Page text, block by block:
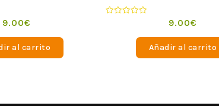
9.00€
al carrito
9.00€
Añadir al carrito